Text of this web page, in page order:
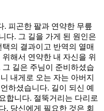
. 피곤한 팔과 연약한 무릎
다. 그 길을 가게 된 원인은
의 결과이고 반역의 열매
해서 연약한 내 자신을 위
길은 주님이 준비하셨습
내게로 오는 자는 아버지
하셨습니다. 길이 되신 예
합니다. 절뚝거리는 다리로
. 당신에게 필요한 것은 회